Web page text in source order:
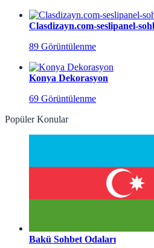
Clasdizayn.com-seslipanel-
89 Görüntülenme
Konya Dekorasyon
69 Görüntülenme
Popüler Konular
Bakü Sohbet Odaları